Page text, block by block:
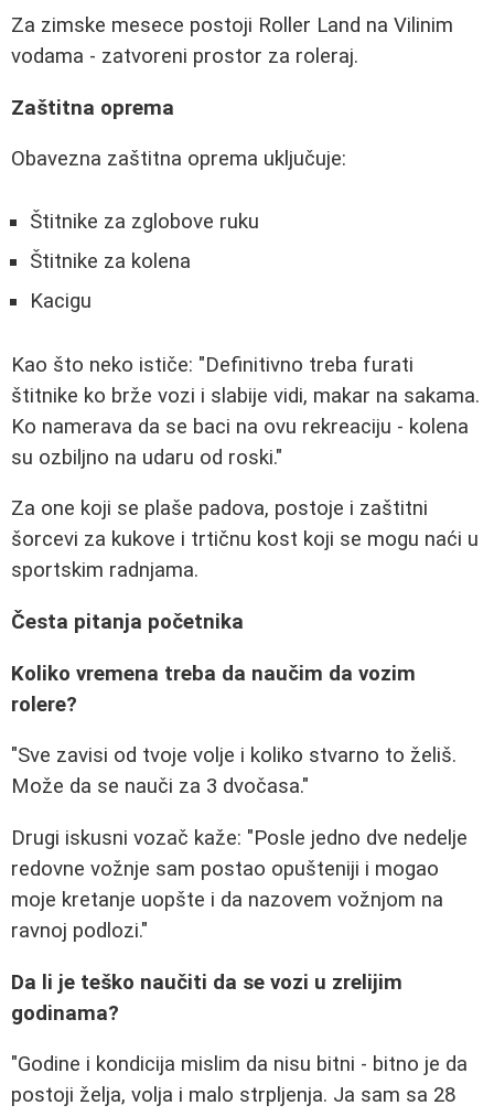
Za zimske mesece postoji Roller Land na Vilinim
vodama - zatvoreni prostor za roleraj.
Zaštitna oprema
Obavezna zaštitna oprema uključuje:
Štitnike za zglobove ruku
Štitnike za kolena
Kacigu
Kao što neko ističe: "Definitivno treba furati
štitnike ko brže vozi i slabije vidi, makar na sakama.
Ko namerava da se baci na ovu rekreaciju - kolena
su ozbiljno na udaru od roski."
Za one koji se plaše padova, postoje i zaštitni
šorcevi za kukove i trtičnu kost koji se mogu naći u
sportskim radnjama.
Česta pitanja početnika
Koliko vremena treba da naučim da vozim
rolere?
"Sve zavisi od tvoje volje i koliko stvarno to želiš.
Može da se nauči za 3 dvočasa."
Drugi iskusni vozač kaže: "Posle jedno dve nedelje
redovne vožnje sam postao opušteniji i mogao
moje kretanje uopšte i da nazovem vožnjom na
ravnoj podlozi."
Da li je teško naučiti da se vozi u zrelijim
godinama?
"Godine i kondicija mislim da nisu bitni - bitno je da
postoji želja, volja i malo strpljenja. Ja sam sa 28